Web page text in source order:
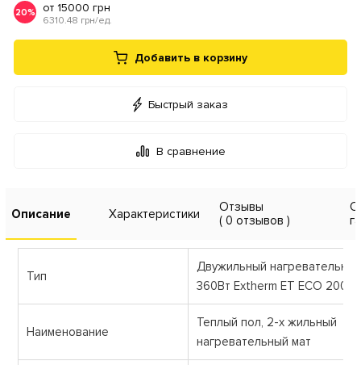
20% от 15000 грн
6310.48 грн/ед.
Добавить в корзину
Быстрый заказ
В сравнение
Описание Характеристики
Отзывы
( 0 отзывов )
Тип
Двужильный
360Вт Extherm ET ECO 200-
Наименование
Теплый пол, 2-х жильный
нагревательный мат